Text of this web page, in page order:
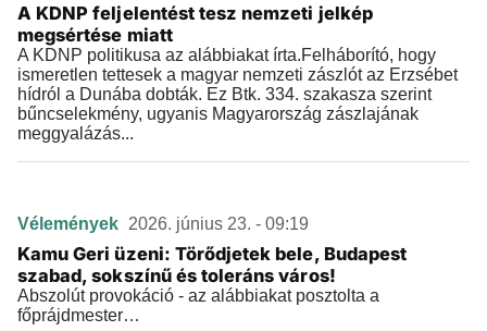
A KDNP feljelentést tesz nemzeti jelkép
megsértése miatt
A KDNP politikusa az alábbiakat írta.Felháborító, hogy
ismeretlen tettesek a magyar nemzeti zászlót az Erzsébet
hídról a Dunába dobták. Ez Btk. 334. szakasza szerint
bűncselekmény, ugyanis Magyarország zászlajának
meggyalázás...
Vélemények 2026. június 23. - 09:19
Kamu Geri üzeni: Törődjetek bele, Budapest
szabad, sokszínű és toleráns város!
Abszolút provokáció - az alábbiakat posztolta a
főprájdmester…